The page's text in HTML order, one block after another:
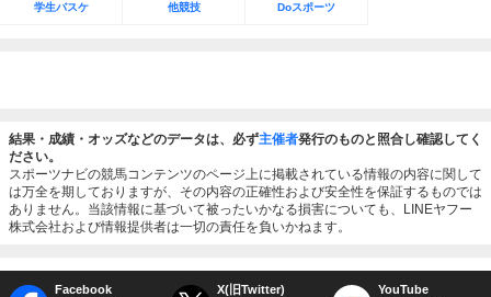
学生バスケ 他競技 Doスポーツ
結果・成績・オッズなどのデータは、必ず主催者発行のものと照合し確認してく
ださい。
スポーツナビの競馬コンテンツのページ上に掲載されている情報の内容に関して
は万全を期しておりますが、その内容の正確性および安全性を保証するものでは
ありません。当該情報に基づいて被ったいかなる損害についても、LINEヤフー
株式会社および情報提供者は一切の責任を負いかねます。
Facebook X(旧Twitter) YouTube